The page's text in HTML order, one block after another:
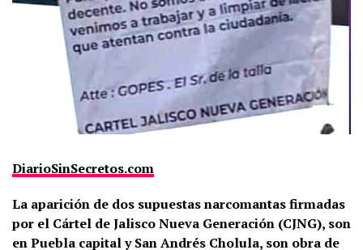
DiarioSinSecretos.com
La aparición de dos supuestas narcomantas firmadas
por el Cártel de Jalisco Nueva Generación (CJNG), son
en Puebla capital y San Andrés Cholula, son obra de